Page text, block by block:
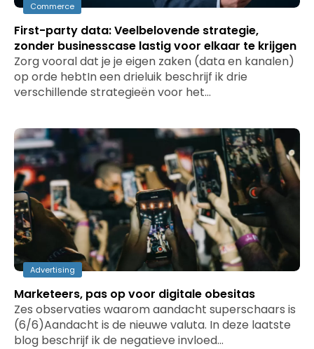
Commerce
First-party data: Veelbelovende strategie,
zonder businesscase lastig voor elkaar te krijgen
Zorg vooral dat je je eigen zaken (data en kanalen)
op orde hebtIn een drieluik beschrijf ik drie
verschillende strategieën voor het…
Advertising
Marketeers, pas op voor digitale obesitas
Zes observaties waarom aandacht superschaars is
(6/6)Aandacht is de nieuwe valuta. In deze laatste
blog beschrijf ik de negatieve invloed…